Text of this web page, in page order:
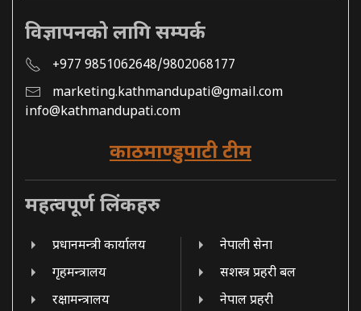
विज्ञापनको लागि सम्पर्क
+977 9851062648/9802068177
marketing.kathmandupati@gmail.com
info@kathmandupati.com
काठमाण्डुपाटी टीम
महत्वपूर्ण लिंकहरु
प्रधानमन्त्री कार्यालय
गृहमन्त्रालय
रक्षामन्त्रालय
नेपाली सेना
सशस्त्र प्रहरी बल
नेपाल प्रहरी